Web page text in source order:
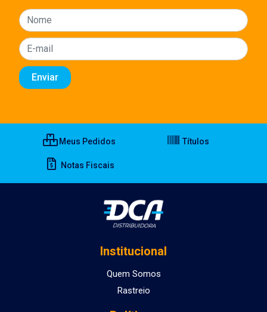
Meus Pedidos Títulos
Notas Fiscais
Institucional
Quem Somos
Rastreio